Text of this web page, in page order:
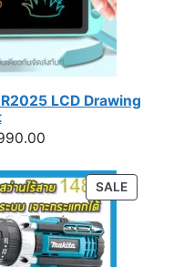
LCD Drawing
Price
฿790.00
through
฿990.00
SALE
ON